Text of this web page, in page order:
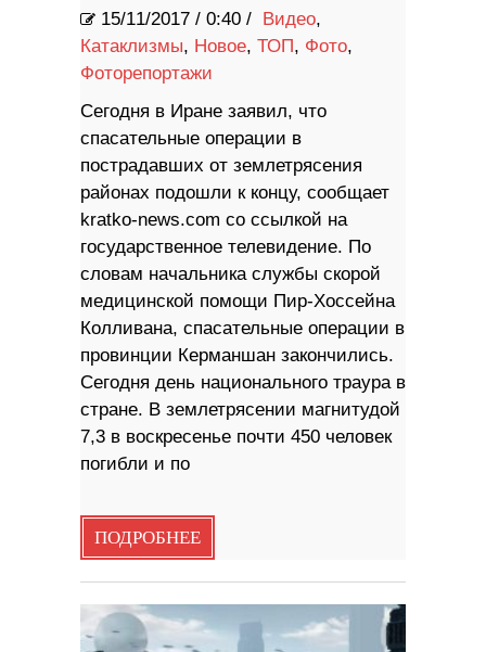
15/11/2017 / 0:40 / Видео,
Катаклизмы, Новое, ТОП, Фото,
Фоторепортажи
Сегодня в Иране заявил, что
спасательные операции в
пострадавших от землетрясения
районах подошли к концу, сообщает
kratko-news.com со ссылкой на
государственное телевидение. По
словам начальника службы скорой
медицинской помощи Пир-Хоссейна
Колливана, спасательные операции в
провинции Керманшан закончились.
Сегодня день национального траура в
стране. В землетрясении магнитудой
7,3 в воскресенье почти 450 человек
погибли и по
ПОДРОБНЕЕ